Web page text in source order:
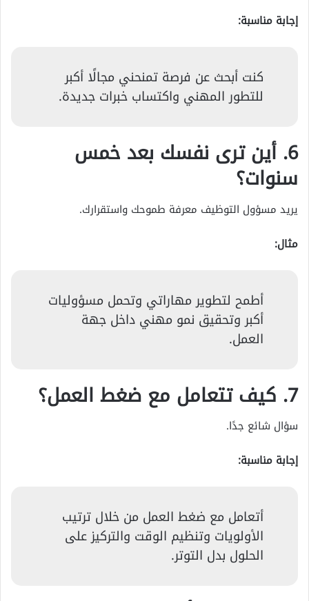
إجابة مناسبة:
كنت أبحث عن فرصة تمنحني مجالًا أكبر
للتطور المهني واكتساب خبرات جديدة.
6. أين ترى نفسك بعد خمس
سنوات؟
يريد مسؤول التوظيف معرفة طموحك واستقرارك.
مثال:
أطمح لتطوير مهاراتي وتحمل مسؤوليات
أكبر وتحقيق نمو مهني داخل جهة
العمل.
7. كيف تتعامل مع ضغط العمل؟
سؤال شائع جدًا.
إجابة مناسبة:
أتعامل مع ضغط العمل من خلال ترتيب
الأولويات وتنظيم الوقت والتركيز على
الحلول بدل التوتر.